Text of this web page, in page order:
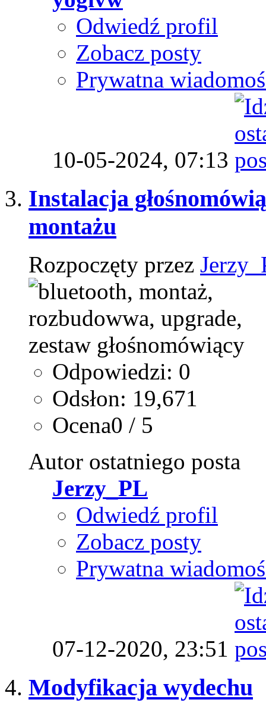
Odwiedź profil
Zobacz posty
Prywatna
10-05-2024, 07:13
Instalacja
montażu
Rozpoczęty przez
Odpowiedzi: 0
Odsłon: 19,671
Ocena0 / 5
Autor ostatniego posta
Jerzy_PL
Odwiedź profil
Zobacz posty
Prywatna
07-12-2020, 23:51
Modyfikacja wydechu